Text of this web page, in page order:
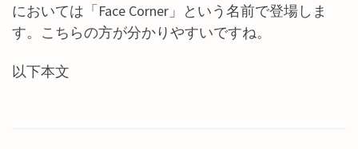
においては「Face Corner」という名前で登場しま
す。こちらの方が分かりやすいですね。
以下本文